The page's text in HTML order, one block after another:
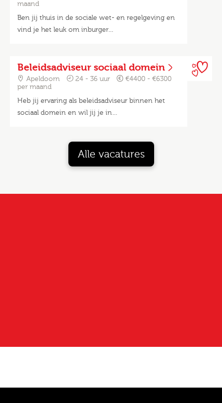
maand
Ben jij thuis in de sociale wet- en regelgeving en
vind je het leuk om inburger…
Beleidsadviseur sociaal domein
Apeldoorn 24 - 36 uur
€4400 - €6300
per maand
Heb jij ervaring als beleidsadviseur binnen het
sociaal domein en wil jij je in…
Alle vacatures